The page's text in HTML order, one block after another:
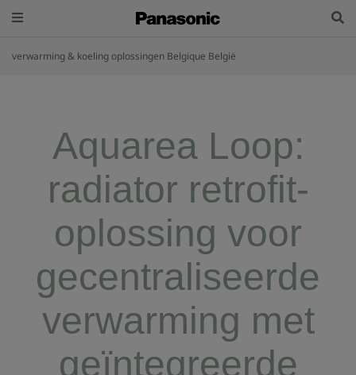
verwarming & koeling oplossingen Belgique België
Aquarea Loop:
radiator retrofit-
oplossing voor
gecentraliseerde
verwarming met
geïntegreerde